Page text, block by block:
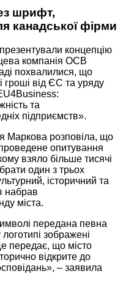
шрифт,
канадської фірми
концепцію
компанія OCB
похвалилися, що
гроші від ЄС та уряду
та
підприємств».
Маркова розповіла, що
опитування
взяло більше тисячі
один з трьох
історичний та
набрав
міста.
передана певна
зображені
передає, що місто
відкрите до
– заявила